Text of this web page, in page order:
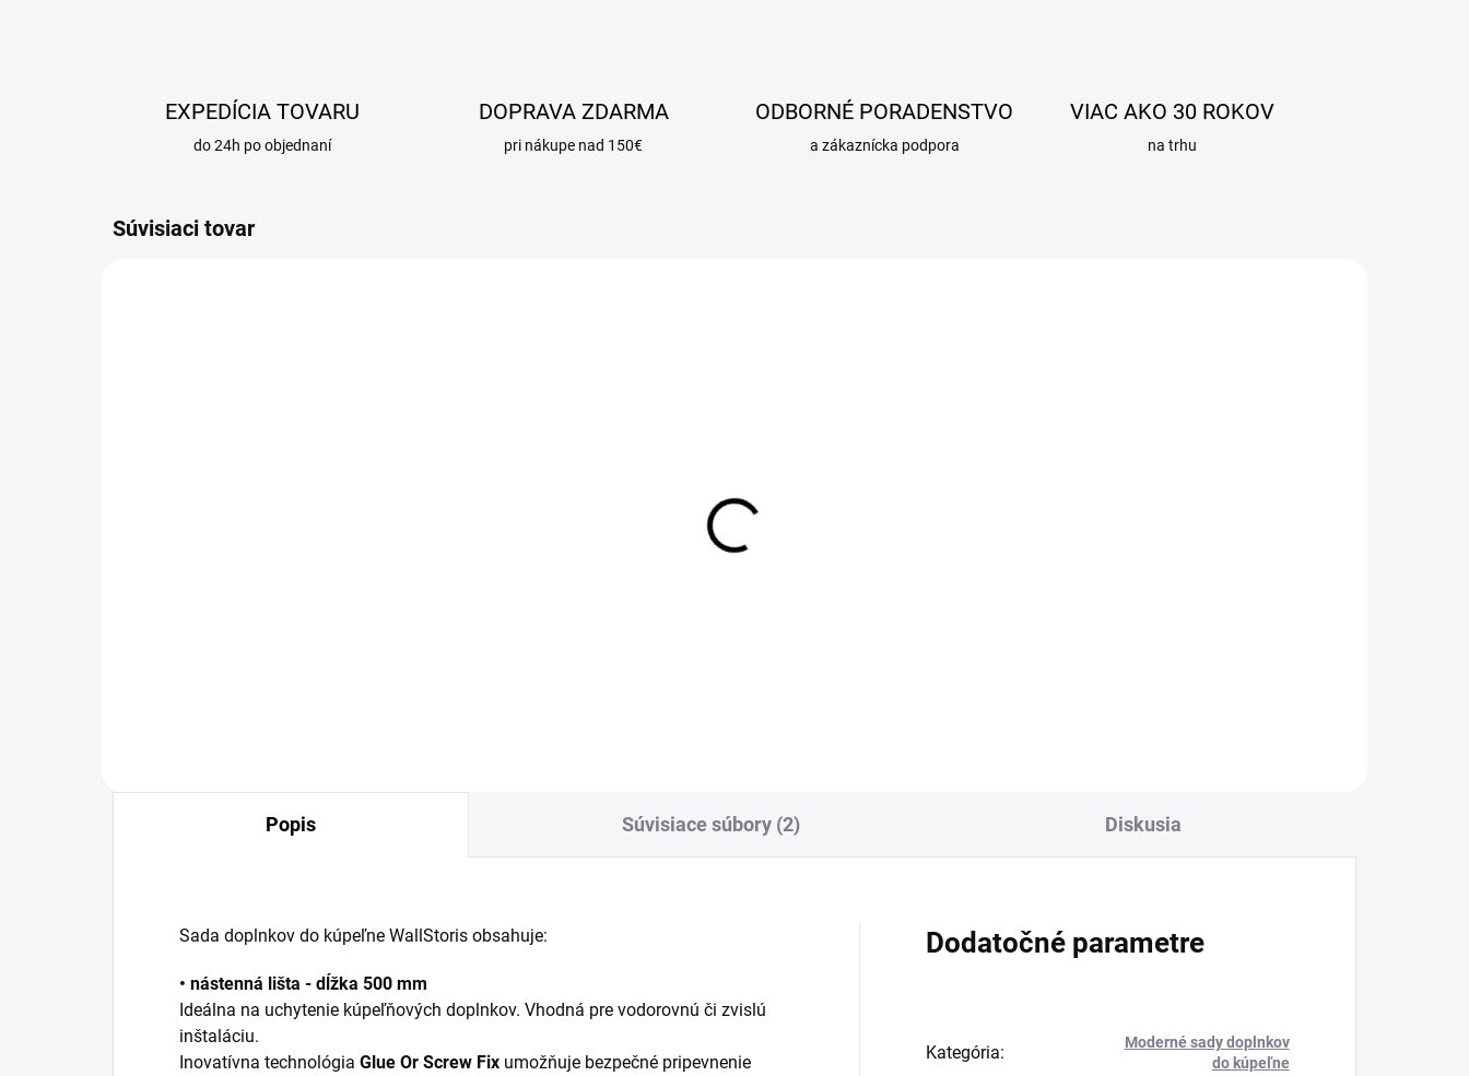
EXPEDÍCIA TOVARU
do 24h po objednaní
DOPRAVA ZDARMA
pri nákupe nad 150€
ODBORNÉ PORADENSTVO
a zákaznícka podpora
VIAC AKO 30 ROKOV
na trhu
Súvisiaci tovar
Popis Súvisiace súbory (2) Diskusia
Sada doplnkov do kúpeľne WallStoris obsahuje:
• nástenná lišta - dĺžka 500 mm
Ideálna na uchytenie kúpeľňových doplnkov. Vhodná pre vodorovnú či zvislú
inštaláciu.
Inovatívna technológia Glue Or Screw Fix umožňuje bezpečné pripevnenie
Dodatočné parametre
Kategória:
Moderné sady doplnkov
do kúpeľne